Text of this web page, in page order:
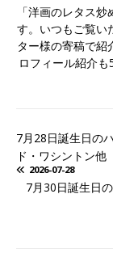
「洋画のレタス
す。いつもご覧い
ター様の寄稿で
ロフィール紹介
7月28日誕生日の
ド・ワシントン他
2026-07-28
7月30日誕生日